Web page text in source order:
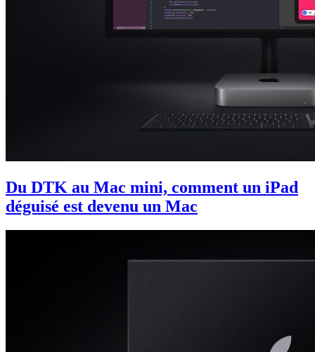
Du DTK au Mac mini, comment un iPad
déguisé est devenu un Mac